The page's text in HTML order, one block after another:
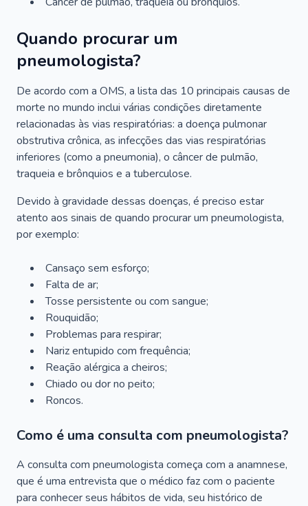
Quando procurar um
pneumologista?
De acordo com a OMS, a lista das 10 principais causas de
morte no mundo inclui várias condições diretamente
relacionadas às vias respiratórias: a doença pulmonar
obstrutiva crônica, as infecções das vias respiratórias
inferiores (como a pneumonia), o câncer de pulmão,
traqueia e brônquios e a tuberculose.
Devido à gravidade dessas doenças, é preciso estar
atento aos sinais de quando procurar um pneumologista,
por exemplo:
Cansaço sem esforço;
Falta de ar;
Tosse persistente ou com sangue;
Rouquidão;
Problemas para respirar;
Nariz entupido com frequência;
Reação alérgica a cheiros;
Chiado ou dor no peito;
Roncos.
Como é uma consulta com pneumologista?
A consulta com pneumologista começa com a anamnese,
que é uma entrevista que o médico faz com o paciente
para conhecer seus hábitos de vida, seu histórico de